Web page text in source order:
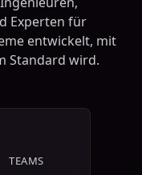
Experten für
entwickelt, mit
Standard wird.
TEAMS